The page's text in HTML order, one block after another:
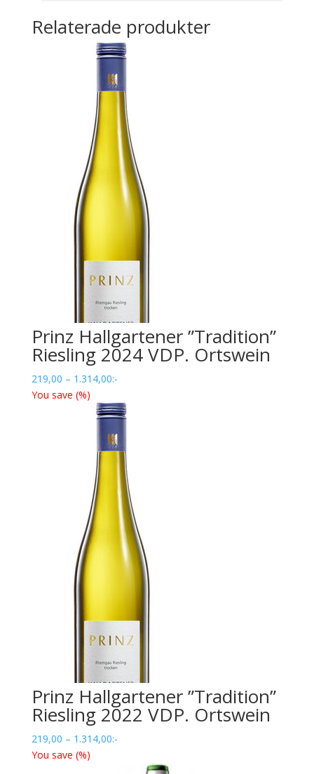
Relaterade produkter
Prinz Hallgartener ”Tradition”
Riesling 2024 VDP. Ortswein
219,00 – 1.314,00Prisintervall:
till
:-
You save (%)
Prinz Hallgartener ”Tradition”
Riesling 2022 VDP. Ortswein
219,00 – 1.314,00Prisintervall:
:-
You save (%)